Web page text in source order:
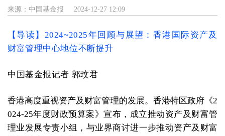
来源：中国基金报 2024-12-27 12:09
【导读】2024~2025年回顾与展望：香港国际资产及
财富管理中心地位不断提升
中国基金报记者 郭玟君
香港高度重视资产及财富管理的发展。香港特区政府《2
024-25年度财政预算案》宣布，成立推动资产及财富管
理业发展专责小组，与业界商讨进一步推动资产及财富